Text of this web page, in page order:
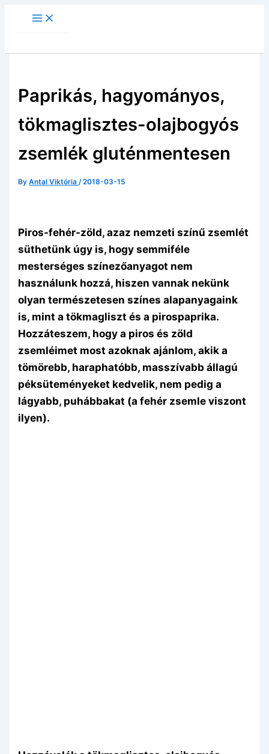
Paprikás, hagyományos,
tökmaglisztes-olajbogyós
zsemlék gluténmentesen
ByAntal Viktória/2018-03-15
Piros-fehér-zöld, azaz nemzeti színű zsemlét
süthetünk úgy is, hogy semmiféle
mesterséges színezőanyagot nem
használunk hozzá, hiszen vannak nekünk
olyan természetesen színes alapanyagaink
is, mint a tökmagliszt és a pirospaprika.
Hozzáteszem, hogy a piros és zöld
zsemléimet most azoknak ajánlom, akik a
tömörebb, haraphatóbb, masszívabb állagú
péksüteményeket kedvelik, nem pedig a
lágyabb, puhábbakat (a fehér zsemle viszont
ilyen).